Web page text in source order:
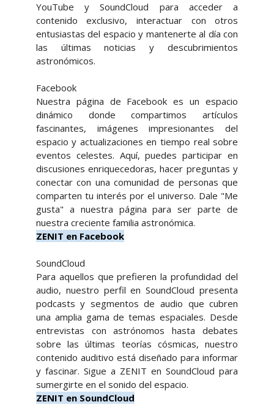
YouTube y SoundCloud para acceder a
contenido exclusivo, interactuar con otros
entusiastas del espacio y mantenerte al día con
las últimas noticias y descubrimientos
astronómicos.
Facebook
Nuestra página de Facebook es un espacio
dinámico donde compartimos artículos
fascinantes, imágenes impresionantes del
espacio y actualizaciones en tiempo real sobre
eventos celestes. Aquí, puedes participar en
discusiones enriquecedoras, hacer preguntas y
conectar con una comunidad de personas que
comparten tu interés por el universo. Dale "Me
gusta" a nuestra página para ser parte de
nuestra creciente familia astronómica.
ZENIT en Facebook
SoundCloud
Para aquellos que prefieren la profundidad del
audio, nuestro perfil en SoundCloud presenta
podcasts y segmentos de audio que cubren
una amplia gama de temas espaciales. Desde
entrevistas con astrónomos hasta debates
sobre las últimas teorías cósmicas, nuestro
contenido auditivo está diseñado para informar
y fascinar. Sigue a ZENIT en SoundCloud para
sumergirte en el sonido del espacio.
ZENIT en SoundCloud